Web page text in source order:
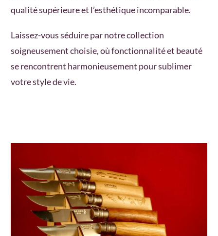
qualité supérieure et l’esthétique incomparable.
Laissez-vous séduire par notre collection
soigneusement choisie, où fonctionnalité et beauté
se rencontrent harmonieusement pour sublimer
votre style de vie.